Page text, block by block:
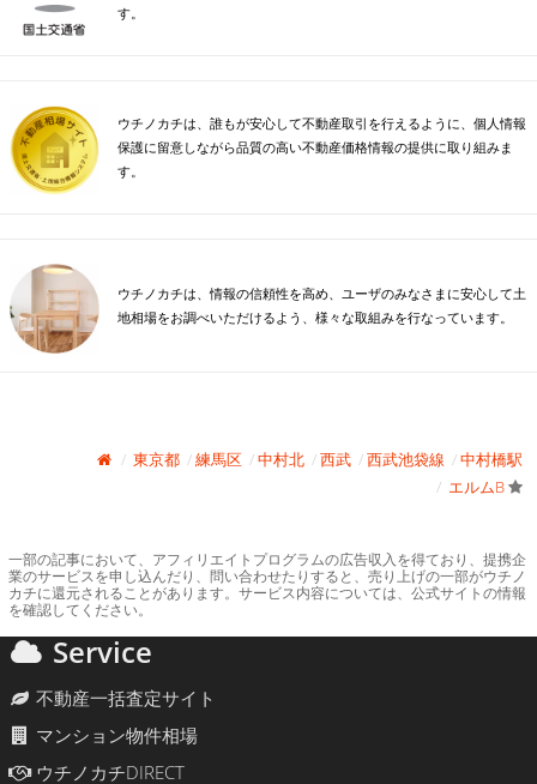
す。
ウチノカチは、誰もが安心して不動産取引を行えるように、個人情報
保護に留意しながら品質の高い不動産価格情報の提供に取り組みま
す。
ウチノカチは、情報の信頼性を高め、ユーザのみなさまに安心して土
地相場をお調べいただけるよう、様々な取組みを行なっています。
東京都 練馬区 中村北 西武 西武池袋線
中村橋駅
エルムB
一部の記事において、アフィリエイトプログラムの広告収入を得ており、提携企
業のサービスを申し込んだり、問い合わせたりすると、売り上げの一部がウチノ
カチに還元されることがあります。サービス内容については、公式サイトの情報
を確認してください。
Service
不動産一括査定サイト
マンション物件相場
ウチノカチDIRECT